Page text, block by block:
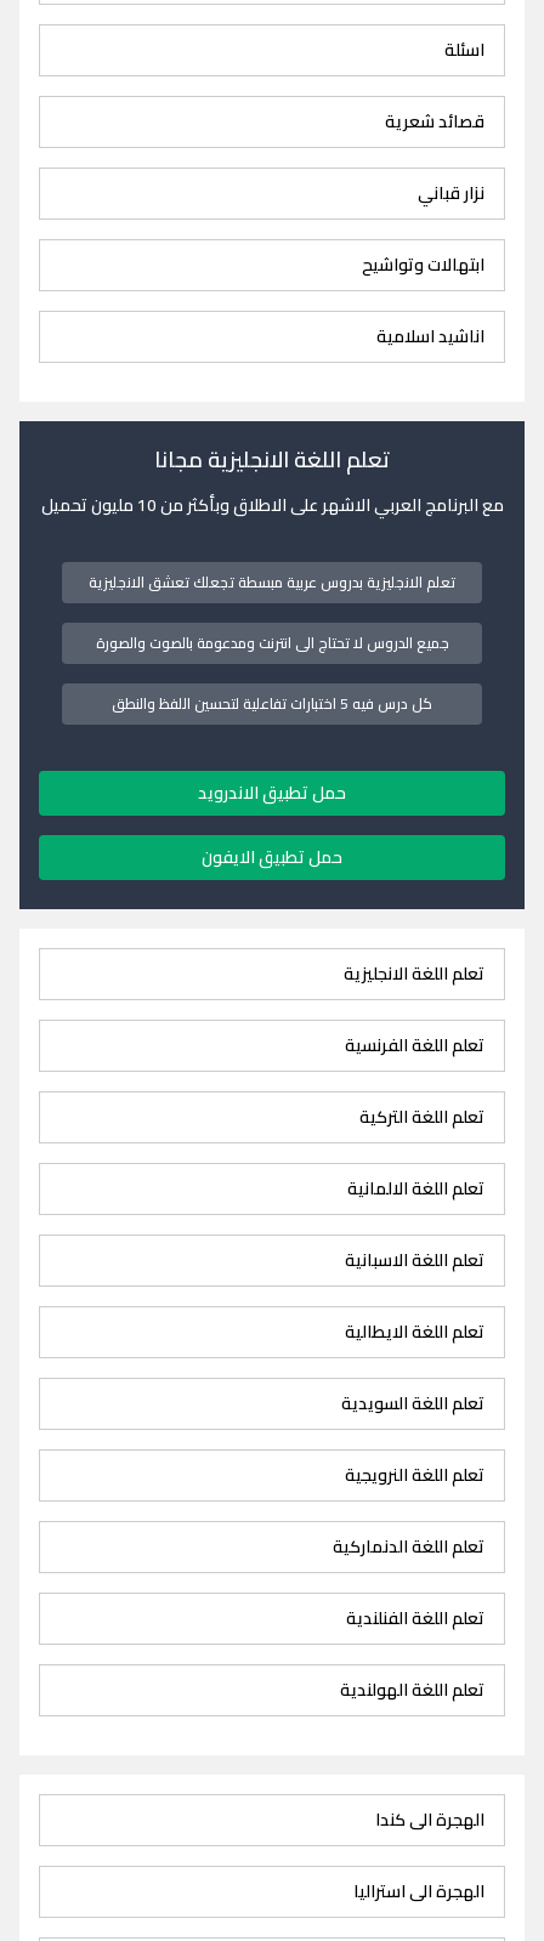
اسئلة
قصائد شعرية
نزار قباني
ابتهالات وتواشيح
اناشيد اسلامية
تعلم اللغة الانجليزية مجانا
مع البرنامج العربي الاشهر على الاطلاق وبأكثر من 10 مليون تحميل
تعلم الانجليزية بدروس عربية مبسطة تجعلك تعشق الانجليزية
جميع الدروس لا تحتاج الى انترنت ومدعومة بالصوت والصورة
كل درس فيه 5 اختبارات تفاعلية لتحسين اللفظ والنطق
حمل تطبيق الاندرويد
حمل تطبيق الايفون
تعلم اللغة الانجليزية
تعلم اللغة الفرنسية
تعلم اللغة التركية
تعلم اللغة الالمانية
تعلم اللغة الاسبانية
تعلم اللغة الايطالية
تعلم اللغة السويدية
تعلم اللغة النرويجية
تعلم اللغة الدنماركية
تعلم اللغة الفنلندية
تعلم اللغة الهولندية
الهجرة الى كندا
الهجرة الى استراليا